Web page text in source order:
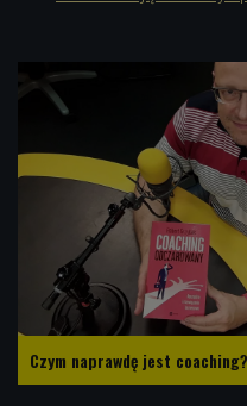
Czym naprawdę jest coaching?